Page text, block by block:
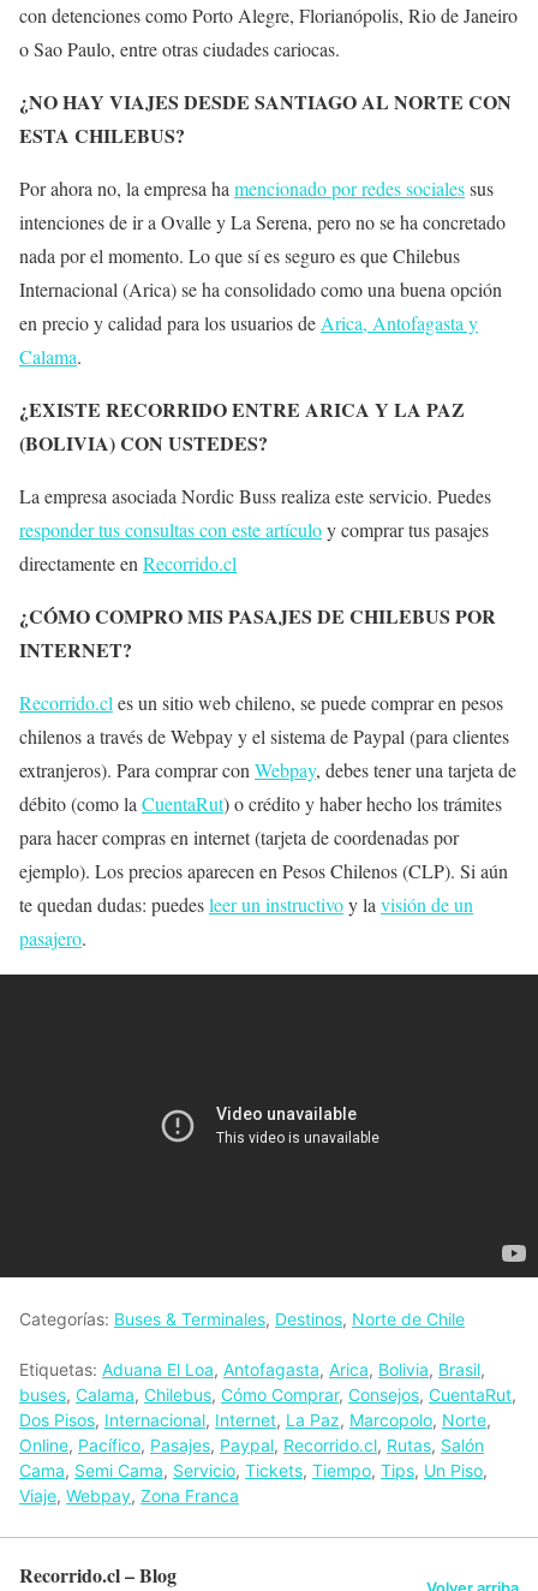
con detenciones como Porto Alegre, Florianópolis, Rio de Janeiro
o Sao Paulo, entre otras ciudades cariocas.
¿NO HAY VIAJES DESDE SANTIAGO AL NORTE CON
ESTA CHILEBUS?
Por ahora no, la empresa ha mencionado por redes socialessus
intenciones de ir a Ovalle y La Serena, pero no se ha concretado
nada por el momento. Lo que sí es seguro es que Chilebus
Internacional (Arica) se ha consolidado como una buena opción
en precio y calidad para los usuarios de Arica, Antofagasta y
Calama.
¿EXISTE RECORRIDO ENTRE ARICA Y LA PAZ
(BOLIVIA) CON USTEDES?
La empresa asociada Nordic Buss realiza este servicio. Puedes
responder tus consultas con este artículoy comprar tus pasajes
directamente en Recorrido.cl
¿CÓMO COMPRO MIS PASAJES DE CHILEBUS POR
INTERNET?
Recorrido.cl es un sitio web chileno, se puede comprar en pesos
chilenos a través de Webpay y el sistema de Paypal (para clientes
extranjeros). Para comprar con Webpay, debes tener una tarjeta de
débito (como la CuentaRut) o crédito y haber hecho los trámites
para hacer compras en internet (tarjeta de coordenadas por
ejemplo). Los precios aparecen en Pesos Chilenos (CLP). Si aún
te quedan dudas: puedesleer un instructivoy la visión de un
pasajero.
Categorías: Buses & Terminales, Destinos, Norte de Chile
Etiquetas: Aduana El Loa, Antofagasta, Arica, Bolivia, Brasil,
buses, Calama, Chilebus, Cómo Comprar, Consejos, CuentaRut,
Dos Pisos, Internacional, Internet, La Paz, Marcopolo, Norte,
Online, Pacífico, Pasajes, Paypal, Recorrido.cl, Rutas, Salón
Cama, Semi Cama, Servicio, Tickets, Tiempo, Tips, Un Piso,
Viaje, Webpay, Zona Franca
Recorrido.cl – Blog